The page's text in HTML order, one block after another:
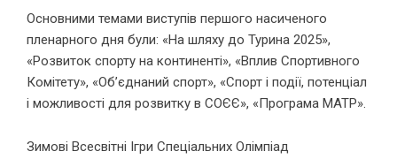
Основними темами виступів першого насиченого
пленарного дня були: «На шляху до Турина 2025»,
«Розвиток спорту на континенті», «Вплив Спортивного
Комітету», «Об’єднаний спорт», «Спорт і події, потенціал
і можливості для розвитку в СОЄЄ», «Програма МАТР».
Зимові Всесвітні Ігри Спеціальних Олімпіад